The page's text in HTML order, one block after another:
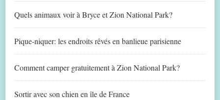
Quels animaux voir à Bryce et Zion National Park?
Pique-niquer: les endroits rêvés en banlieue parisienne
Comment camper gratuitement à Zion National Park?
Sortir avec son chien en île de France